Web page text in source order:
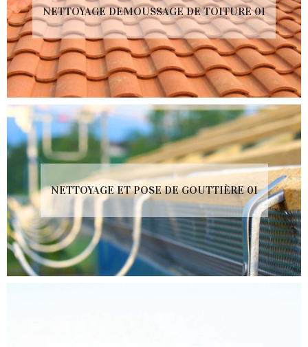
NETTOYAGE DEMOUSSAGE DE TOITURE 01
NETTOYAGE ET POSE DE GOUTTIÈRE 01